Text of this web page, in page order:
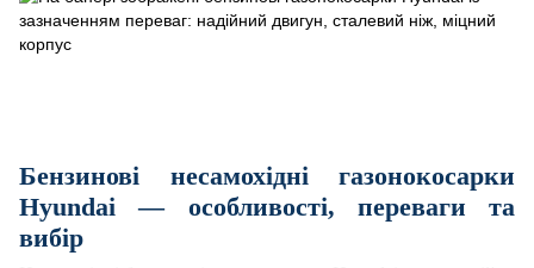
Бензинові несамохідні газонокосарки
Hyundai — особливості, переваги та
вибір